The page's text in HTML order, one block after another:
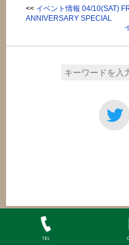
<< イベント情報 04/10(SAT)
ANNIVERSARY SPECIAL